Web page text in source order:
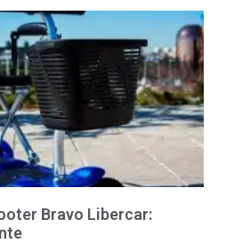
Bravo Libercar: